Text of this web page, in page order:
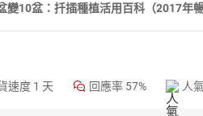
變10盆：扦插種植活用百科（2017年
速度 1 天 回應率 57% 人